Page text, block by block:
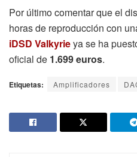
Por último comentar que el
horas de reproducción con
iDSD Valkyrieya se ha
oficial de 1.699 euros.
Etiquetas: Amplificadores